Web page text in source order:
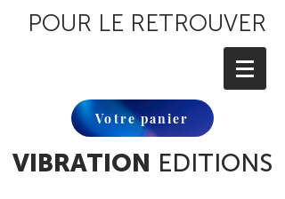
POUR LE RETROUVER
Votre panier
VIBRATION EDITIONS